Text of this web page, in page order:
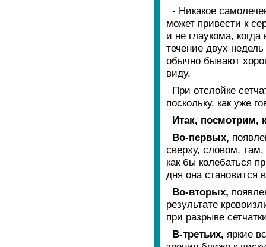
- Никакое
может привести к
и не глаукома,
течение двух
обычно бывают
виду.
При отслойке
поскольку, как уже
Итак, посмотрим,
Во-первых,
сверху, словом, там,
как бы колебаться
дня она становится
Во-вторых,
результате
при разрыве
В-третьих, яркие